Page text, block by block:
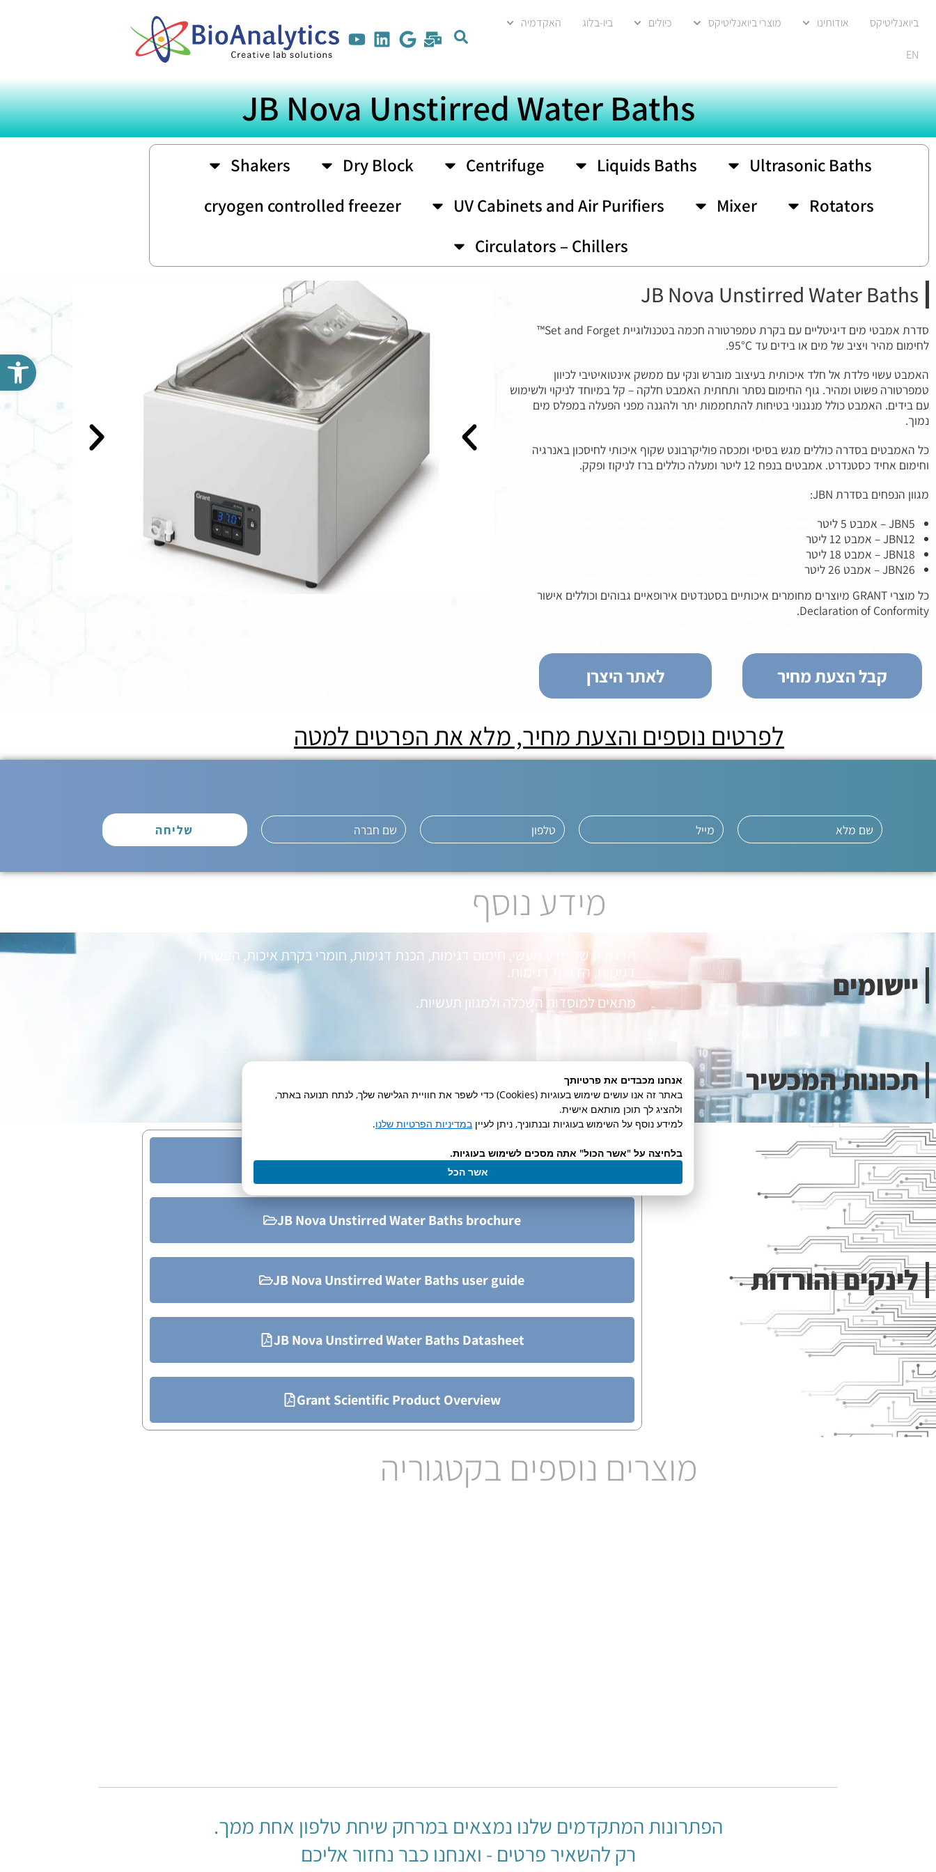
ביואנליטיקס אודותינו מוצרי ביואנליטיקס כיולים ביו-בלוג האקדמיה
EN
JB Nova Unstirred Water Baths
Ultrasonic Baths
Liquids Baths
Centrifuge
Dry Block
Shakers
Rotators
Mixer
UV Cabinets and Air Purifiers
cryogen controlled freezer
Circulators – Chillers
JB Nova Unstirred Water Baths
סדרת אמבטי מים דיגיטליים עם בקרת טמפרטורה חכמה בטכנולוגיית Set and Forget™
לחימום מהיר ויציב של מים או בידים עד 95°C.
האמבט עשוי פלדת אל חלד איכותית בעיצוב מוברש ונקי עם ממשק אינטואיטיבי לכיוון
טמפרטורה פשוט ומהיר. גוף החימום נסתר ותחתית האמבט חלקה – קל במיוחד לניקוי ולשימוש
עם בידים. האמבט כולל מנגנוני בטיחות להתחממות יתר ולהגנה מפני הפעלה במפלס מים
נמוך.
כל האמבטים בסדרה כוללים מגש בסיסי ומכסה פוליקרבונט שקוף איכותי לחיסכון באנרגיה
וחימום אחיד כסטנדרט. אמבטים בנפח 12 ליטר ומעלה כוללים ברז לניקוז ופקק.
מגוון הנפחים בסדרת JBN:
JBN5 – אמבט 5 ליטר
JBN12 – אמבט 12 ליטר
JBN18 – אמבט 18 ליטר
JBN26 – אמבט 26 ליטר
כל מוצרי GRANT מיוצרים מחומרים איכותיים בסטנדטים אירופאיים גבוהים וכוללים אישור
Declaration of Conformity.
קבל הצעת מחיר לאתר היצרן
לפרטים נוספים והצעת מחיר, מלא את הפרטים למטה
שליחה
מידע נוסף
יישומים
הדגמות של מדע מעשי, חימום דגימות, הכנת דגימות, חומרי בקרת איכות, הפשרת
דגימות, הדגרת דגימות.
מתאים למוסדות השכלה ולמגוון תעשיות.
תכונות המכשיר מאפיינים
לינקים והורדות​
JB Nova Unstirred Water Baths manual
JB Nova Unstirred Water Baths brochure
JB Nova Unstirred Water Baths user guide
JB Nova Unstirred Water Baths Datasheet
Grant Scientific Product Overview
מוצרים נוספים בקטגוריה
הפתרונות המתקדמים שלנו נמצאים במרחק שיחת טלפון אחת ממך.
רק להשאיר פרטים - ואנחנו כבר נחזור אליכם
פתח סרגל נגישות
אנחנו מכבדים את פרטיותך
באתר זה אנו עושים שימוש בעוגיות (Cookies) כדי לשפר את חוויית הגלישה שלך, לנתח תנועה באתר,
ולהציג לך תוכן מותאם אישית.
למידע נוסף על השימוש בעוגיות ובנתוניך, ניתן לעיין במדיניות הפרטיות שלנו.
בלחיצה על "אשר הכול" אתה מסכים לשימוש בעוגיות.
אשר הכל